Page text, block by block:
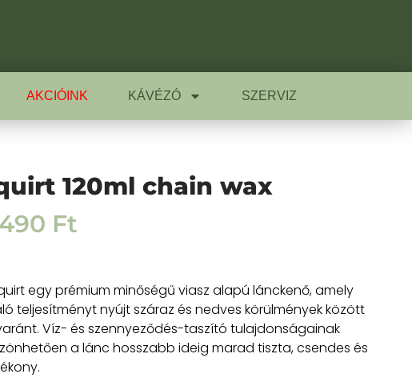
AKCIÓINK KÁVÉZÓ SZERVIZ
120ml chain wax
Ft
egy prémium minőségű viasz alapú lánckenő, amely
teljesítményt nyújt száraz és nedves körülmények között
Víz- és szennyeződés-taszító tulajdonságainak
a lánc hosszabb ideig marad tiszta, csendes és